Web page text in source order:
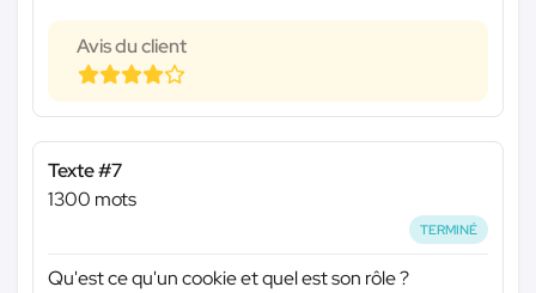
Avis du client
Texte #7
1300 mots
TERMINÉ
Qu'est ce qu'un cookie et quel est son rôle ?